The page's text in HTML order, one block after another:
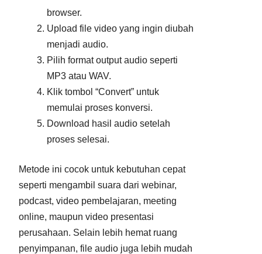
browser.
Upload file video yang ingin diubah
menjadi audio.
Pilih format output audio seperti
MP3 atau WAV.
Klik tombol “Convert” untuk
memulai proses konversi.
Download hasil audio setelah
proses selesai.
Metode ini cocok untuk kebutuhan cepat
seperti mengambil suara dari webinar,
podcast, video pembelajaran, meeting
online, maupun video presentasi
perusahaan. Selain lebih hemat ruang
penyimpanan, file audio juga lebih mudah